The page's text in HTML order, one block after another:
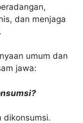
dan menjaga
umum dan
jawa:
dikonsumsi.